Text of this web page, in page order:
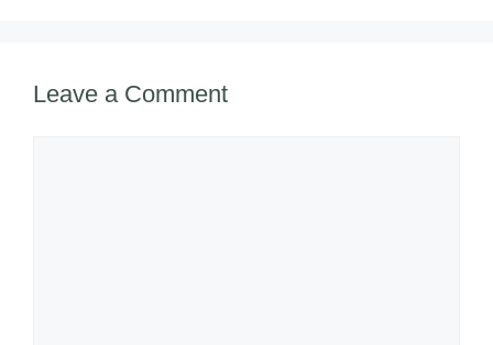
Leave a Comment